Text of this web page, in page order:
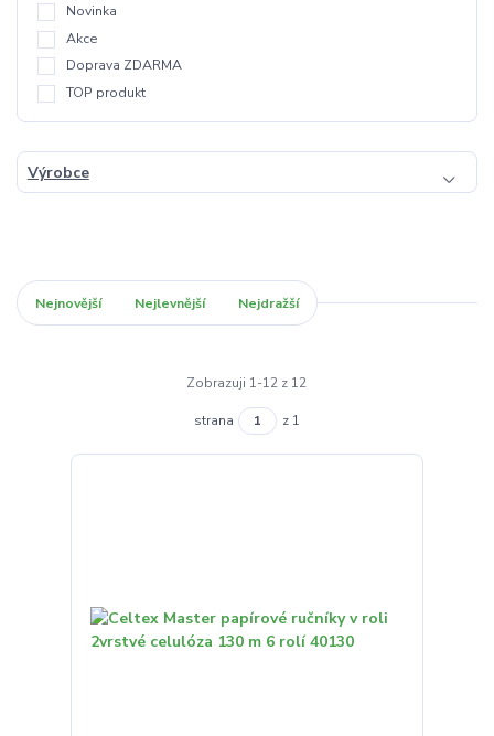
Novinka
Akce
Doprava ZDARMA
TOP produkt
Výrobce
Nejnovější Nejlevnější Nejdražší
Zobrazuji 1-12 z 12
strana z 1